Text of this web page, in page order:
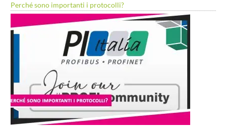
Perché sono importanti i protocolli?